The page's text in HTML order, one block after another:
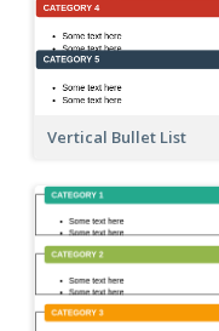
Vertical Bullet List